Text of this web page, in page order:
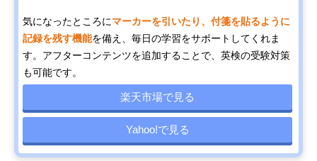
気になったところにマーカーを引いたり、付箋を貼るように
記録を残す機能を備え、毎日の学習をサポートしてくれま
す。アフターコンテンツを追加することで、英検の受験対策
も可能です。
楽天市場で見る
Yahoo!で見る